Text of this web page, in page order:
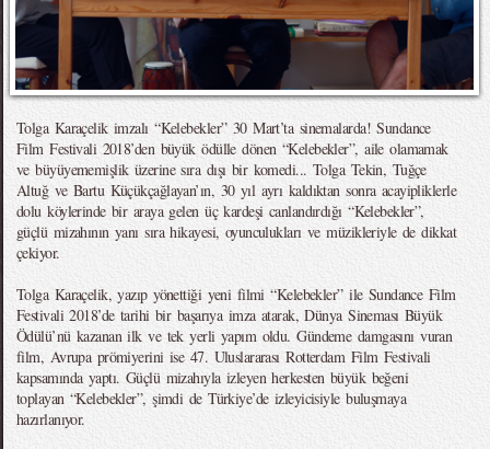
Tolga Karaçelik imzalı “Kelebekler” 30 Mart’ta sinemalarda! Sundance
Film Festivali 2018’den büyük ödülle dönen “Kelebekler”, aile olamamak
ve büyüyememişlik üzerine sıra dışı bir komedi... Tolga Tekin, Tuğçe
Altuğ ve Bartu Küçükçağlayan’ın, 30 yıl ayrı kaldıktan sonra acayipliklerle
dolu köylerinde bir araya gelen üç kardeşi canlandırdığı “Kelebekler”,
güçlü mizahının yanı sıra hikayesi, oyunculukları ve müzikleriyle de dikkat
çekiyor.
Tolga Karaçelik, yazıp yönettiği yeni filmi “Kelebekler” ile Sundance Film
Festivali 2018’de tarihi bir başarıya imza atarak, Dünya Sineması Büyük
Ödülü’nü kazanan ilk ve tek yerli yapım oldu. Gündeme damgasını vuran
film, Avrupa prömiyerini ise 47. Uluslararası Rotterdam Film Festivali
kapsamında yaptı. Güçlü mizahıyla izleyen herkesten büyük beğeni
toplayan “Kelebekler”, şimdi de Türkiye’de izleyicisiyle buluşmaya
hazırlanıyor.